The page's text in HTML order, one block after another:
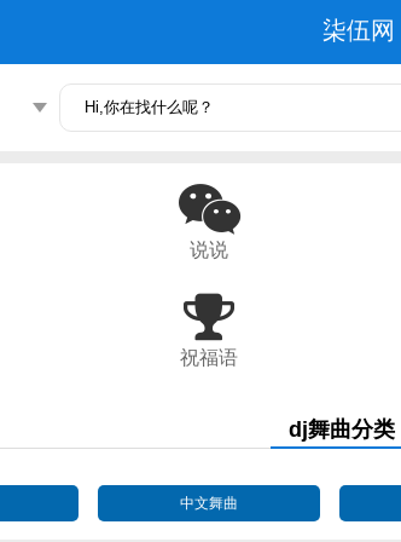
柒伍网
说说
祝福语
dj舞曲分类
中文舞曲